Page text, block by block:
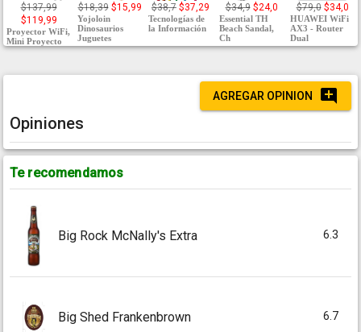
$137,99
$119,99
Proyector WiFi,
Mini Proyecto
$18,39 $15,99
Yojoloin
Dinosaurios
Juguetes
$38,7 $37,29
Tecnologías de
la Información
$34,9 $24,0
Essential TH
Beach Sandal,
Ch
$79,0 $34,0
HUAWEI WiFi
AX3 - Router
Dual
AGREGAR OPINION
Opiniones
Te recomendamos
Big Rock McNally's Extra 6.3
Big Shed Frankenbrown 6.7